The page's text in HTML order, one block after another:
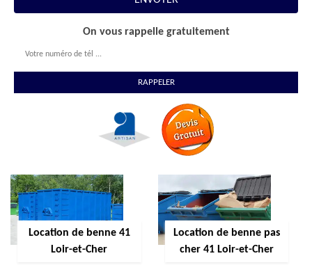
On vous rappelle gratuitement
Location de benne 41
Loir-et-Cher
Location de benne pas
cher 41 Loir-et-Cher